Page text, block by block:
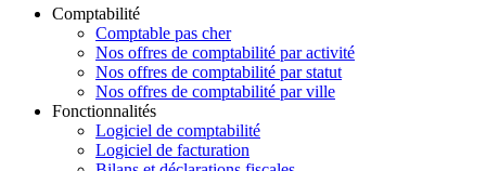
Comptabilité
Comptable pas cher
Nos offres de comptabilité par activité
Nos offres de comptabilité par statut
Nos offres de comptabilité par ville
Fonctionnalités
Logiciel de comptabilité
Logiciel de facturation